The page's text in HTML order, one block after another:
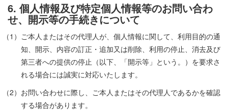
6. 個人情報及び特定個人情報等のお問い合わ
せ、開示等の手続きについて
（1）ご本人またはその代理人が、個人情報に関して、利用目的の通
知、開示、内容の訂正・追加又は削除、利用の停止、消去及び
第三者への提供の停止（以下、「開示等」という。）を要求さ
れる場合には誠実に対応いたします。
（2）お問い合わせに際し、ご本人またはその代理人であるかを確認
する場合があります。